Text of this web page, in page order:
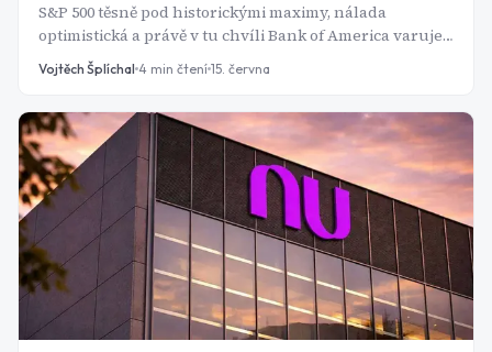
S&P 500 těsně pod historickými maximy, nálada
optimistická a právě v tu chvíli Bank of America varuje
před lavinovým prodejem ze strany automatizovaných
fondů. Spouštěcí mechanismus je překvapivě
Vojtěch Šplíchal 4 min čtení 15. června